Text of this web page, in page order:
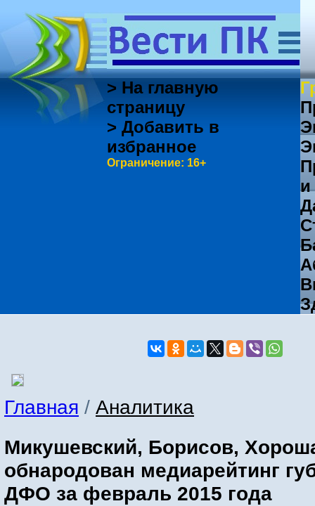
> На главную
страницу
> Добавить в
избранное
Ограничение: 16+
Главная / Аналитика
Микушевский, Борисов,
обнародован медиарейтинг
ДФО за февраль 2015 года